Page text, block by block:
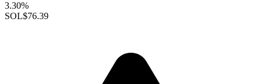
3.30%
SOL$76.39